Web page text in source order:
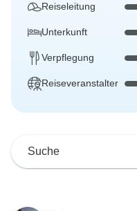
Reiseleitung
Unterkunft
Verpflegung
Reiseveranstalter